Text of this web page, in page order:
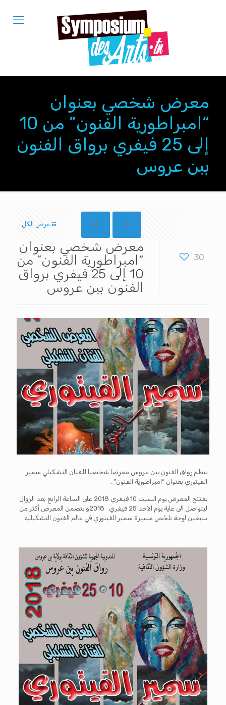
معرض شخصي بعنوان
“امبراطورية الفنون” من 10
إلى 25 فيفري برواق الفنون
ببن عروس
عرض الكل
30
معرض شخصي بعنوان
“امبراطورية الفنون” من
10 إلى 25 فيفري برواق
الفنون ببن عروس
ينظم رواق الفنون يين عروس معرضا شخصيا للفنان التشكيلي سمير
الفيتوري بعنوان “امبراطورية الفنون” .
يفتتح المعرض يوم السبت 10 فيفري 2018 على الساعة الرابع بعد الزوال
ليتواصل الى غاية يوم الاحد 25 فيفري 2018و يتضمن المعرض أكثر من
سبعين لوحة تلخّص مسيرة سمير الفيتوري في عالم الفنون التشكيلية